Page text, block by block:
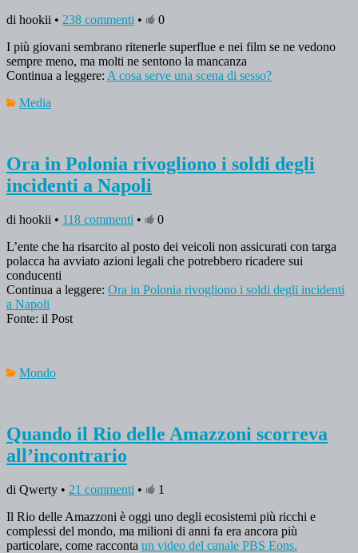
di hookii • 238 commenti •
0
I più giovani sembrano ritenerle superflue e nei film se ne vedono
sempre meno, ma molti ne sentono la mancanza
Continua a leggere: A cosa serve una scena di sesso?
Media
Ora in Polonia rivogliono i soldi degli
incidenti a Napoli
di hookii • 118 commenti •
0
L’ente che ha risarcito al posto dei veicoli non assicurati con targa
polacca ha avviato azioni legali che potrebbero ricadere sui
conducenti
Continua a leggere: Ora in Polonia rivogliono i soldi degli incidenti
a Napoli
Fonte: il Post
Mondo
Quando il Rio delle Amazzoni scorreva
all’incontrario
di Qwerty • 21 commenti •
1
Il Rio delle Amazzoni è oggi uno degli ecosistemi più ricchi e
complessi del mondo, ma milioni di anni fa era ancora più
particolare, come racconta un video del canale PBS Eons.